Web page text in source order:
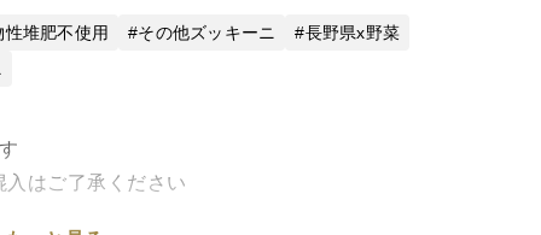
性堆肥不使用 その他ズッキーニ
長野県x野菜
はご了承ください